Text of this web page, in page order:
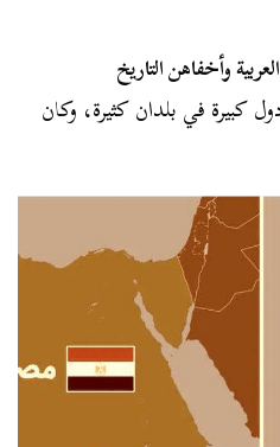
وأخفاهن التاريخ
كبيرة في بلدان كثيرة، وكان